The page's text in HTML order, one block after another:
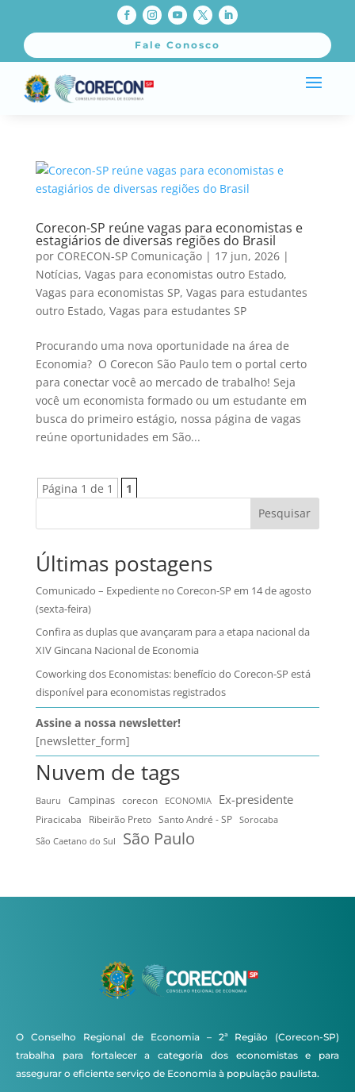
Fale Conosco
Corecon-SP reúne vagas para economistas e
estagiários de diversas regiões do Brasil
por CORECON-SP Comunicação| 17 jun, 2026|
Notícias, Vagas para economistas outro Estado,
Vagas para economistas SP, Vagas para estudantes
outro Estado, Vagas para estudantes SP
Procurando uma nova oportunidade na área de
Economia? O Corecon São Paulo tem o portal certo
para conectar você ao mercado de trabalho! Seja
você um economista formado ou um estudante em
busca do primeiro estágio, nossa página de vagas
reúne oportunidades em São...
Página 1 de 1
1
Pesquisar
Últimas postagens
Comunicado – Expediente no Corecon-SP em 14 de agosto
(sexta-feira)
Confira as duplas que avançaram para a etapa nacional da
XIV Gincana Nacional de Economia
Coworking dos Economistas: benefício do Corecon-SP está
disponível para economistas registrados
Assine a nossa newsletter!
[newsletter_form]
Nuvem de tags
Bauru Campinas corecon ECONOMIA Ex-presidente
Piracicaba Ribeirão Preto Santo André - SP
Sorocaba
São Caetano do Sul
São Paulo
O Conselho Regional de Economia – 2ª Região (Corecon-SP)
trabalha para fortalecer a categoria dos economistas e para
assegurar o eficiente serviço de Economia à população paulista.